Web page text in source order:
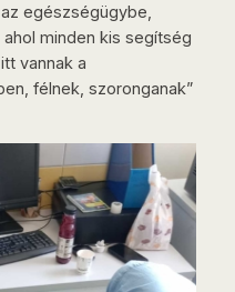
egészségügybe,
minden kis segítség
vannak a
félnek, szoronganak”